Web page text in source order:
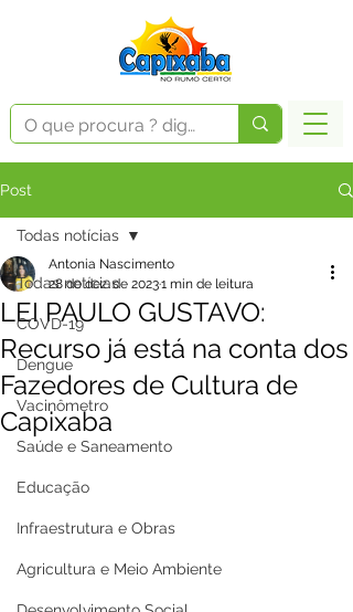
Post
Todas notícias
COVD-19
Dengue
Vacinômetro
Saúde e Saneamento
Educação
Infraestrutura e Obras
Agricultura e Meio Ambiente
Todas notícias
LEI PAULO GUSTAVO:
Recurso já está na conta dos
Fazedores de Cultura de
Capixaba
Antonia Nascimento
28 de dez. de 20231 min de leitura